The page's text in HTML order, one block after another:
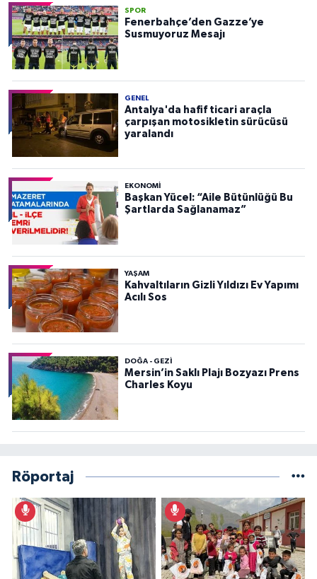
SPOR
Fenerbahçe’den Gazze’ye
Susmuyoruz Mesajı
GENEL
Antalya'da hafif ticari araçla
çarpışan motosikletin sürücüsü
yaralandı
EKONOMI
Başkan Yücel: “Aile Bütünlüğü Bu
Şartlarda Sağlanamaz”
YAŞAM
Kahvaltıların Gizli Yıldızı Ev Yapımı
Acılı Sos
DOĞA - GEZI
Mersin’in Saklı Plajı Bozyazı Prens
Charles Koyu
Röportaj